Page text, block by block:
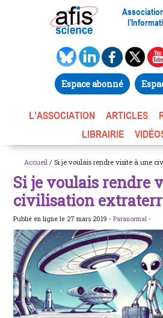
Espace abonné
L’ASSOCIATION ARTICLES
LIBRAIRIE
Accueil / Si je voulais rendre visite à une
Si je voulais rendre
civilisation
Publié en ligne le 27 mars 2019 -Paranormal -